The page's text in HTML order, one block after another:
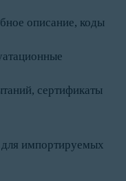
описание, коды
сертификаты
для импортируемых